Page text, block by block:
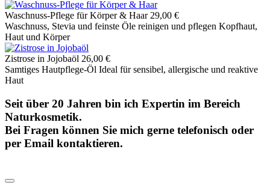
Waschnuss-Pflege für Körper & Haar 29,00 €
Waschnuss, Stevia und feinste Öle reinigen und pflegen Kopfhaut,
Haut und Körper
Zistrose in Jojobaöl 26,00 €
Samtiges Hautpflege-Öl Ideal für sensibel, allergische und reaktive
Haut
Seit über 20 Jahren bin ich Expertin im Bereich
Naturkosmetik.
Bei Fragen können Sie mich gerne telefonisch oder
per Email kontaktieren.